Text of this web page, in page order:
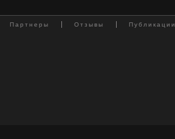
Партнеры Отзывы Публикации